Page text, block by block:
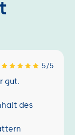
5/5
gut.
des